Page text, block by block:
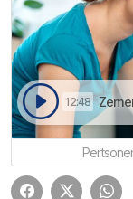
12:48